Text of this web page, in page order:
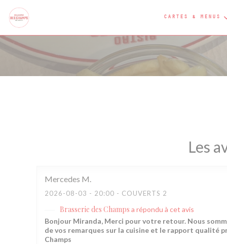
Personnalisation de vos choix en matière de cookies
CARTES & MENUS
Les
Mercedes M
2026-08-03 - 20:00 - COUVERTS 2
Brasserie des Champs a répondu à cet avis
Bonjour Miranda, Merci pour votre retour. Nous
de vos remarques sur la cuisine et le rapport qualité
Champs